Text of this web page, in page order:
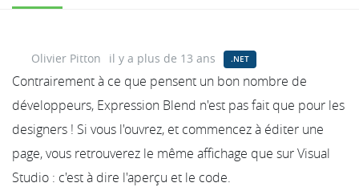
Olivier Pitton il y a plus de 13 ans .NET
Contrairement à ce que pensent un bon nombre de
développeurs, Expression Blend n'est pas fait que pour les
designers ! Si vous l'ouvrez, et commencez à éditer une
page, vous retrouverez le même affichage que sur Visual
Studio : c'est à dire l'aperçu et le code.